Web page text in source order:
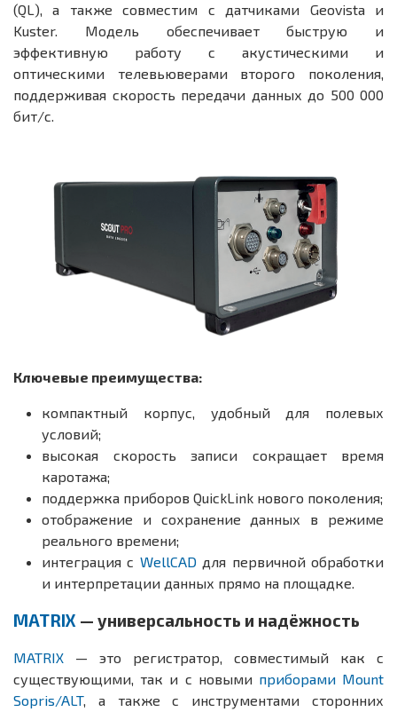
(QL), а также совместим с датчиками Geovista и
Kuster. Модель обеспечивает быструю и
эффективную работу с акустическими и
оптическими телевьюверами второго поколения,
поддерживая скорость передачи данных до 500 000
бит/с.
Ключевые преимущества:
компактный корпус, удобный для полевых
условий;
высокая скорость записи сокращает время
каротажа;
поддержка приборов QuickLink нового поколения;
отображение и сохранение данных в режиме
реального времени;
интеграция с WellCADдля первичной обработки
и интерпретации данных прямо на площадке.
MATRIX — универсальность и надёжность
MATRIX — это регистратор, совместимый как с
существующими, так и с новыми приборами Mount
Sopris/ALT, а также с инструментами сторонних